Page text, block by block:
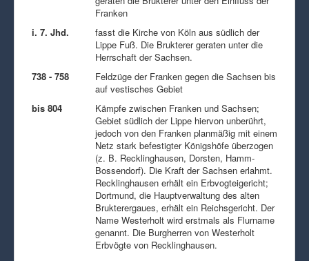
Franken
i. 7. Jhd.
fasst die Kirche von Köln aus südlich der
Lippe Fuß. Die Brukterer geraten unter die
Herrschaft der Sachsen.
738 - 758
Feldzüge der Franken gegen die Sachsen bis
auf vestisches Gebiet
bis 804
Kämpfe zwischen Franken und Sachsen;
Gebiet südlich der Lippe hiervon unberührt,
jedoch von den Franken planmäßig mit einem
Netz stark befestigter Königshöfe überzogen
(z. B. Recklinghausen, Dorsten, Hamm-
Bossendorf). Die Kraft der Sachsen erlahmt.
Recklinghausen erhält ein Erbvogteigericht;
Dortmund, die Hauptverwaltung des alten
Brukterergaues, erhält ein Reichsgericht. Der
Name Westerholt wird erstmals als Flurname
genannt. Die Burgherren von Westerholt
Erbvögte von Recklinghausen.